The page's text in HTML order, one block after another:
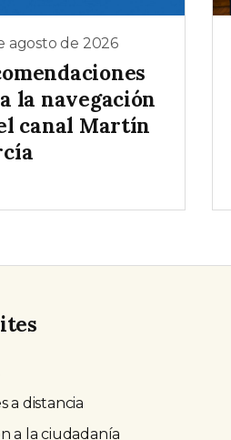
agosto de 2026
la navegación
canal Martín
a distancia
a la ciudadanía